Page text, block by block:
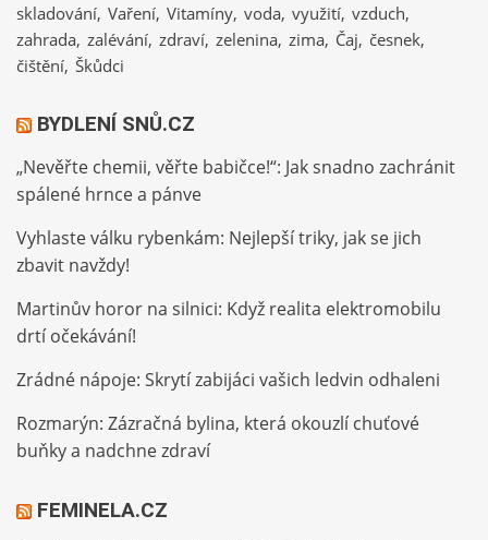
skladování Vaření Vitamíny voda využití vzduch
zahrada zalévání zdraví zelenina zima Čaj česnek
čištění Škůdci
BYDLENÍ SNŮ.CZ
„Nevěřte chemii, věřte babičce!“: Jak snadno zachránit
spálené hrnce a pánve
Vyhlaste válku rybenkám: Nejlepší triky, jak se jich
zbavit navždy!
Martinův horor na silnici: Když realita elektromobilu
drtí očekávání!
Zrádné nápoje: Skrytí zabijáci vašich ledvin odhaleni
Rozmarýn: Zázračná bylina, která okouzlí chuťové
buňky a nadchne zdraví
FEMINELA.CZ